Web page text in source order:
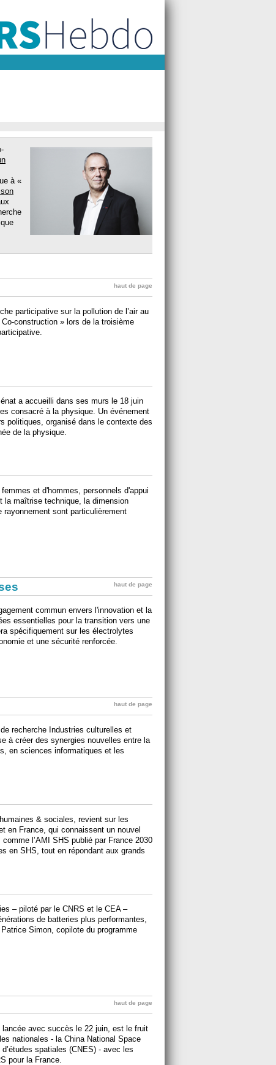
à «
haut de page
participative sur la pollution de l’air au
construction » lors de la troisième
a accueilli dans ses murs le 18 juin
consacré à la physique. Un événement
politiques, organisé dans le contexte des
de la physique.
et d'hommes, personnels d'appui
la maîtrise technique, la dimension
sont particulièrement
haut de page
commun envers l'innovation et la
essentielles pour la transition vers une
spécifiquement sur les électrolytes
et une sécurité renforcée.
haut de page
recherche Industries culturelles et
à créer des synergies nouvelles entre la
en sciences informatiques et les
& sociales, revient sur les
en France, qui connaissent un nouvel
l’AMI SHS publié par France 2030
en SHS, tout en répondant aux grands
– piloté par le CNRS et le CEA –
de batteries plus performantes,
Simon, copilote du programme
haut de page
avec succès le 22 juin, est le fruit
nationales - la China National Space
spatiales (CNES) - avec les
pour la France.